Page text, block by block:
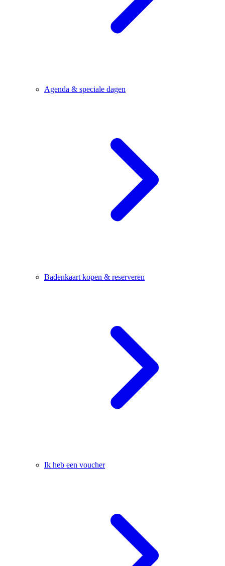
Agenda & speciale dagen
Badenkaart kopen & reserveren
Ik heb een voucher